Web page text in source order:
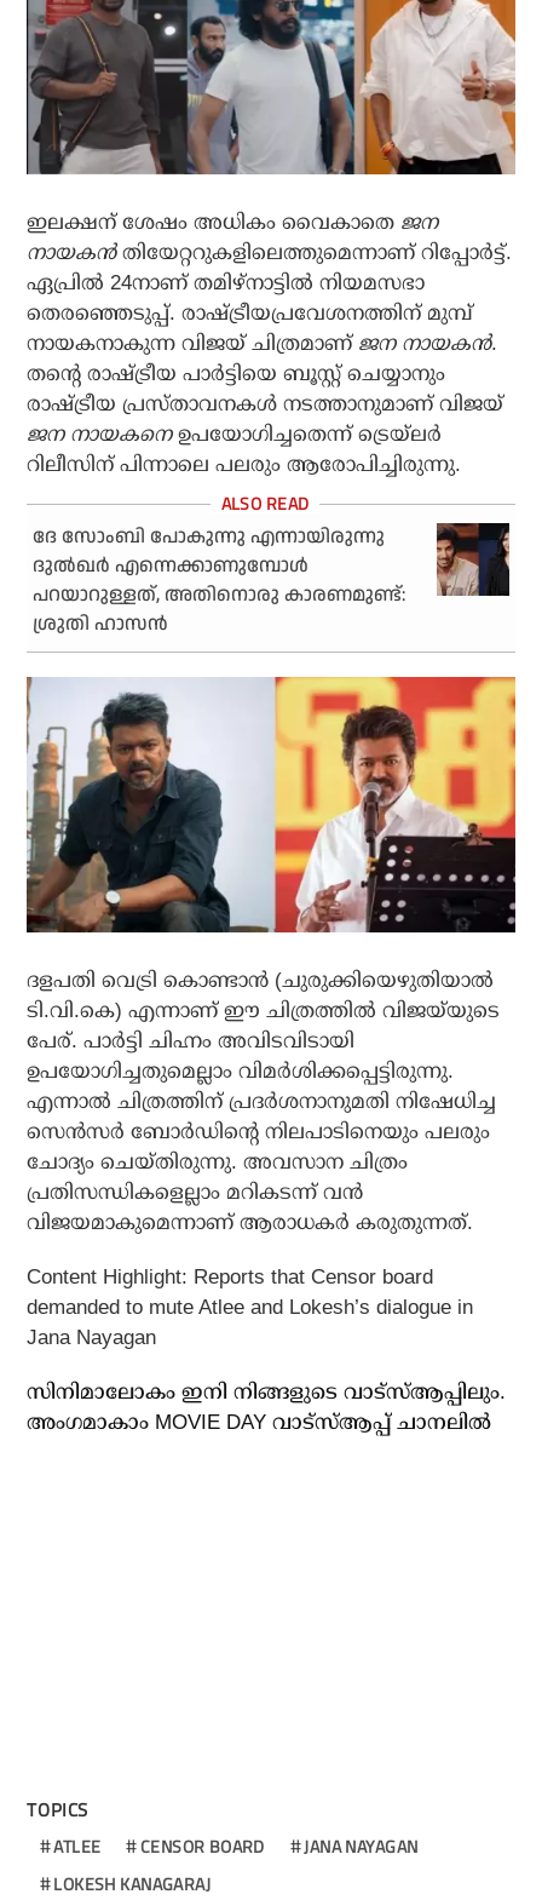
ഇലക്ഷന് ശേഷം അധികം വൈകാതെ ജന
നായകന്‍തിയേറ്ററുകളിലെത്തുമെന്നാണ് റിപ്പോര്‍ട്ട്.
ഏപ്രില്‍ 24നാണ് തമിഴ്‌നാട്ടില്‍ നിയമസഭാ
തെരഞ്ഞെടുപ്പ്. രാഷ്ട്രീയപ്രവേശനത്തിന് മുമ്പ്
നായകനാകുന്ന വിജയ് ചിത്രമാണ് ജന നായകന്‍.
തന്റെ രാഷ്ട്രീയ പാര്‍ട്ടിയെ ബൂസ്റ്റ് ചെയ്യാനും
രാഷ്ട്രീയ പ്രസ്താവനകള്‍ നടത്താനുമാണ് വിജയ്
ജന നായകനെഉപയോഗിച്ചതെന്ന് ട്രെയ്‌ലര്‍
റിലീസിന് പിന്നാലെ പലരും ആരോപിച്ചിരുന്നു.
ദേ സോംബി പോകുന്നു എന്നായിരുന്നു
ദുല്‍ഖര്‍ എന്നെക്കാണുമ്പോള്‍
പറയാറുള്ളത്, അതിനൊരു കാരണമുണ്ട്:
ശ്രുതി ഹാസന്‍
ദളപതി വെട്രി കൊണ്ടാന്‍ (ചുരുക്കിയെഴുതിയാല്‍
ടി.വി.കെ) എന്നാണ് ഈ ചിത്രത്തില്‍ വിജയ്‌യുടെ
പേര്. പാര്‍ട്ടി ചിഹ്നം അവിടവിടായി
ഉപയോഗിച്ചതുമെല്ലാം വിമര്‍ശിക്കപ്പെട്ടിരുന്നു.
എന്നാല്‍ ചിത്രത്തിന് പ്രദര്‍ശനാനുമതി നിഷേധിച്ച
സെന്‍സര്‍ ബോര്‍ഡിന്റെ നിലപാടിനെയും പലരും
ചോദ്യം ചെയ്തിരുന്നു. അവസാന ചിത്രം
പ്രതിസന്ധികളെല്ലാം മറികടന്ന് വന്‍
വിജയമാകുമെന്നാണ് ആരാധകര്‍ കരുതുന്നത്.
Content Highlight: Reports that Censor board
demanded to mute Atlee and Lokesh’s dialogue in
Jana Nayagan
സിനിമാലോകം ഇനി നിങ്ങളുടെ വാട്സ്ആപ്പിലും.
അം​ഗമാകാം MOVIE DAY വാട്സ്ആപ്പ് ചാനലിൽ
TOPICS
ATLEE CENSOR BOARD
JANA NAYAGAN
LOKESH KANAGARAJ